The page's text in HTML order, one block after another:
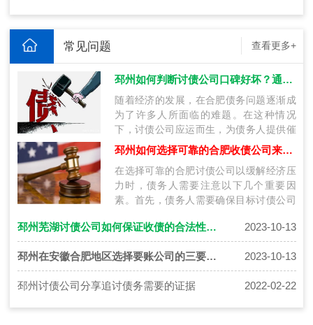
常见问题 查看更多+
邳州如何判断讨债公司口碑好坏？通过这九种方法选择靠谱公司！
随着经济的发展，在合肥债务问题逐渐成
为了许多人所面临的难题。在这种情况
下，讨债公司应运而生，为债务人提供催
收服务。然而，市场上的讨债公司众多，
它们…
邳州如何选择可靠的合肥收债公司来解决债务纠纷
在选择可靠的合肥讨债公司以缓解经济压
力时，债务人需要注意以下几个重要因
素。首先，债务人需要确保目标讨债公司
注册…
邳州芜湖讨债公司如何保证收债的合法性和安全性 2023-10-13
邳州在安徽合肥地区选择要账公司的三要素！ 2023-10-13
邳州讨债公司分享追讨债务需要的证据 2022-02-22